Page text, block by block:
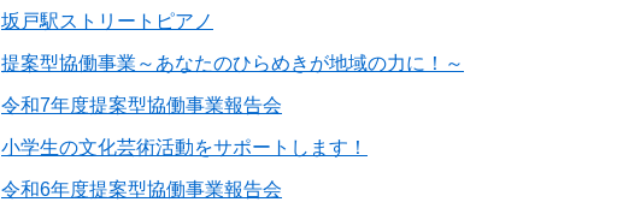
坂戸駅ストリートピアノ
提案型協働事業～あなたのひらめきが地域の力に！～
令和7年度提案型協働事業報告会
小学生の文化芸術活動をサポートします！
令和6年度提案型協働事業報告会